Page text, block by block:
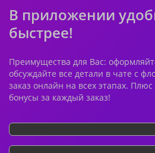
В приложении
быстрее!
Преимущества для Вас:
обсуждайте все детали в чате с
заказ онлайн на всех этапах.
бонусы за каждый заказ!